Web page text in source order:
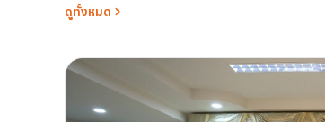
ดูทั้งหมด